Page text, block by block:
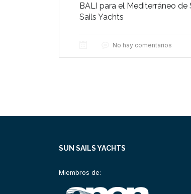
BALI para el Mediterráneo de
Sails Yachts
No hay comentarios
SUN SAILS YACHTS
Miembros de: